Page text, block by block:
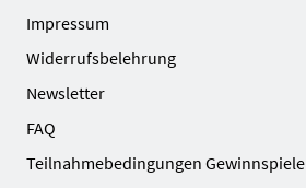
Impressum
Widerrufsbelehrung
Newsletter
FAQ
Teilnahmebedingungen Gewinnspiele